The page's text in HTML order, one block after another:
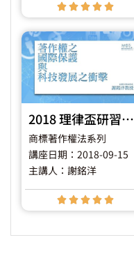
    
2018 理律盃研習營 – 專題一【著作權之國際保護與科技發展之衝擊】
商標著作權法系列
講座日期：2018-09-15
主講人：謝銘洋
    